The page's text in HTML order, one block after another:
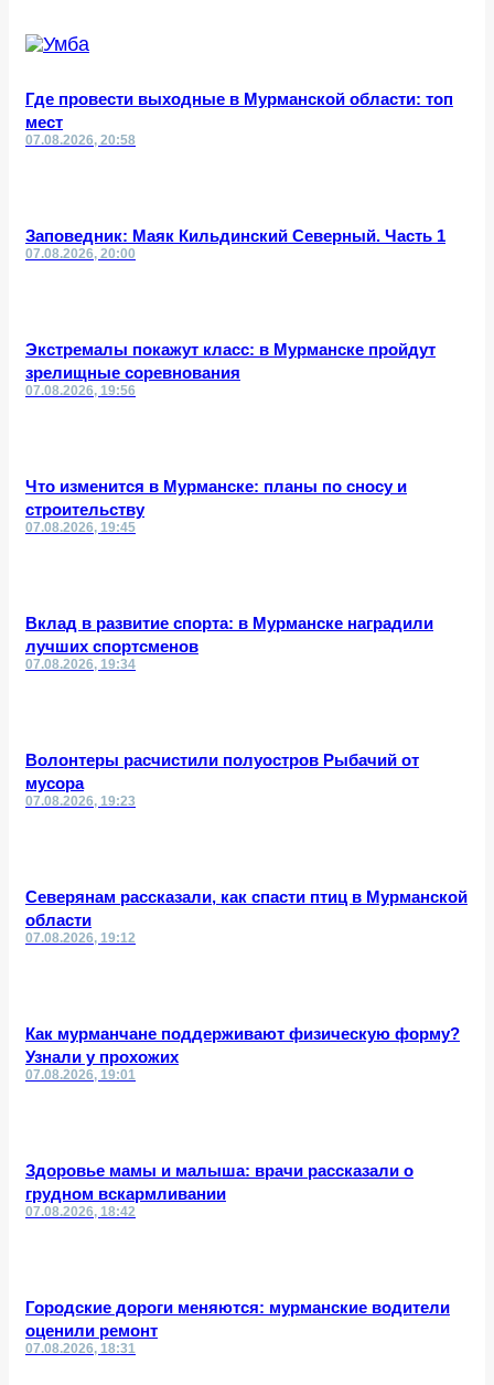
Где провести выходные в Мурманской области: топ
мест
07.08.2026, 20:58
Заповедник: Маяк Кильдинский Северный. Часть 1
07.08.2026, 20:00
Экстремалы покажут класс: в Мурманске пройдут
зрелищные соревнования
07.08.2026, 19:56
Что изменится в Мурманске: планы по сносу и
строительству
07.08.2026, 19:45
Вклад в развитие спорта: в Мурманске наградили
лучших спортсменов
07.08.2026, 19:34
Волонтеры расчистили полуостров Рыбачий от
мусора
07.08.2026, 19:23
Северянам рассказали, как спасти птиц в Мурманской
области
07.08.2026, 19:12
Как мурманчане поддерживают физическую форму?
Узнали у прохожих
07.08.2026, 19:01
Здоровье мамы и малыша: врачи рассказали о
грудном вскармливании
07.08.2026, 18:42
Городские дороги меняются: мурманские водители
оценили ремонт
07.08.2026, 18:31